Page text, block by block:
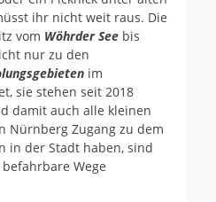
ihr nicht weit raus. Die
vom Wöhrder See bis
nur zu den
im
sie stehen seit 2018
damit auch alle kleinen
Nürnberg Zugang zu dem
in der Stadt haben, sind
Wege